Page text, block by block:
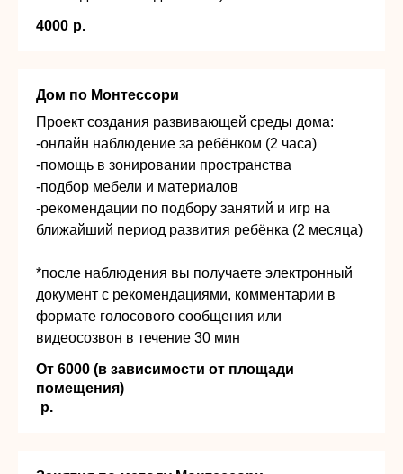
4000 р.
Дом по Монтессори
Проект создания развивающей среды дома:
-онлайн наблюдение за ребёнком (2 часа)
-помощь в зонировании пространства
-подбор мебели и материалов
-рекомендации по подбору занятий и игр на
ближайший период развития ребёнка (2 месяца)
*после наблюдения вы получаете электронный
документ с рекомендациями, комментарии в
формате голосового сообщения или
видеосозвон в течение 30 мин
От 6000 (в зависимости от площади
помещения)
р.